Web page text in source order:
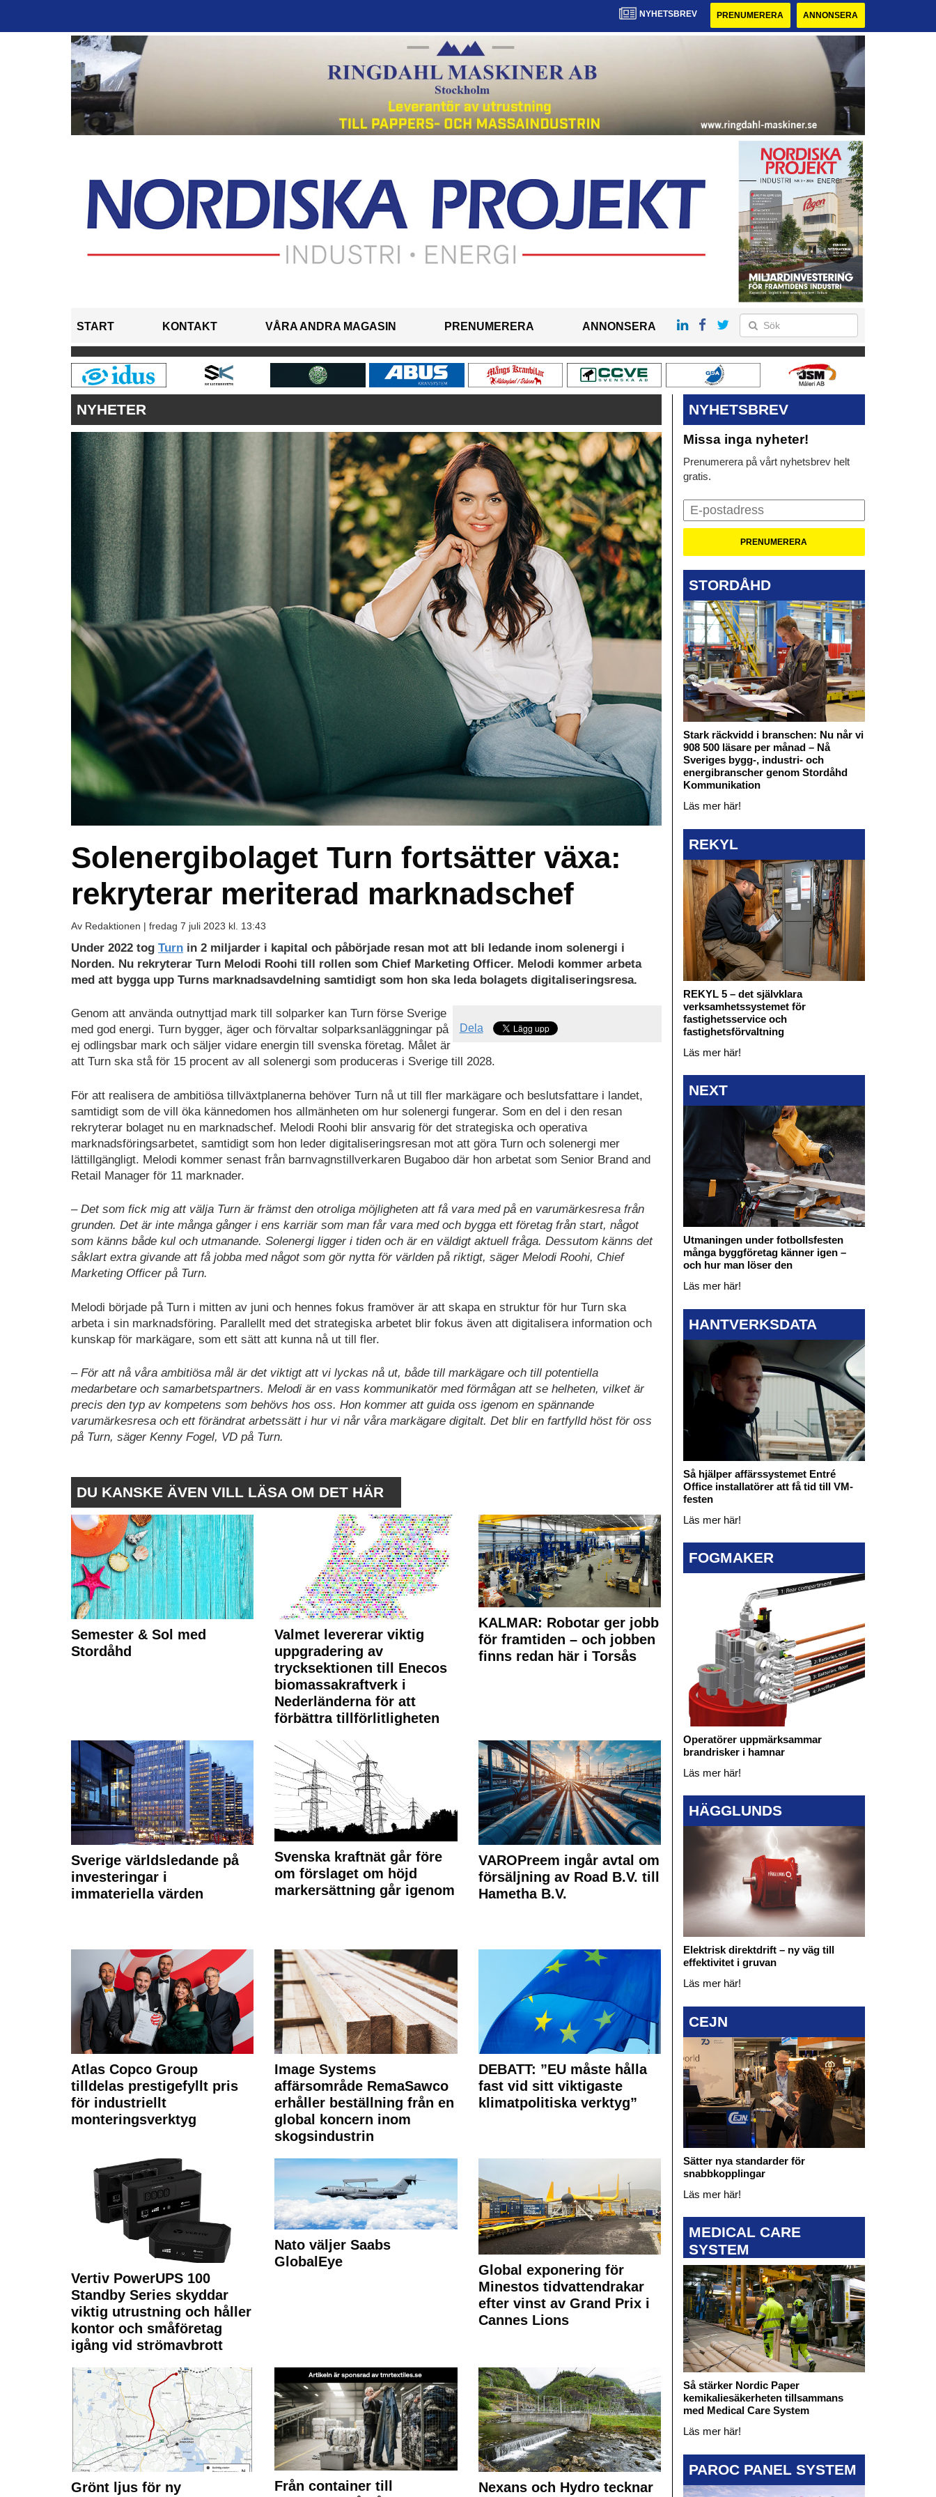
NYHETSBREV PRENUMERERA ANNONSERA
START KONTAKT VÅRA ANDRA MAGASIN PRENUMERERA ANNONSERA
NYHETER
Solenergibolaget Turn fortsätter växa:
rekryterar meriterad marknadschef
Av Redaktionen | fredag 7 juli 2023 kl. 13:43
Under 2022 tog Turn in 2 miljarder i kapital och påbörjade resan mot att bli ledande inom solenergi i
Norden. Nu rekryterar Turn Melodi Roohi till rollen som Chief Marketing Officer. Melodi kommer arbeta
med att bygga upp Turns marknadsavdelning samtidigt som hon ska leda bolagets digitaliseringsresa.
Dela
Genom att använda outnyttjad mark till solparker kan Turn förse Sverige
med god energi. Turn bygger, äger och förvaltar solparksanläggningar på
ej odlingsbar mark och säljer vidare energin till svenska företag. Målet är
att Turn ska stå för 15 procent av all solenergi som produceras i Sverige till 2028.
För att realisera de ambitiösa tillväxtplanerna behöver Turn nå ut till fler markägare och beslutsfattare i landet,
samtidigt som de vill öka kännedomen hos allmänheten om hur solenergi fungerar. Som en del i den resan
rekryterar bolaget nu en marknadschef. Melodi Roohi blir ansvarig för det strategiska och operativa
marknadsföringsarbetet, samtidigt som hon leder digitaliseringsresan mot att göra Turn och solenergi mer
lättillgängligt. Melodi kommer senast från barnvagnstillverkaren Bugaboo där hon arbetat som Senior Brand and
Retail Manager för 11 marknader.
– Det som fick mig att välja Turn är främst den otroliga möjligheten att få vara med på en varumärkesresa från
grunden. Det är inte många gånger i ens karriär som man får vara med och bygga ett företag från start, något
som känns både kul och utmanande. Solenergi ligger i tiden och är en väldigt aktuell fråga. Dessutom känns det
såklart extra givande att få jobba med något som gör nytta för världen på riktigt, säger Melodi Roohi, Chief
Marketing Officer på Turn.
Melodi började på Turn i mitten av juni och hennes fokus framöver är att skapa en struktur för hur Turn ska
arbeta i sin marknadsföring. Parallellt med det strategiska arbetet blir fokus även att digitalisera information och
kunskap för markägare, som ett sätt att kunna nå ut till fler.
– För att nå våra ambitiösa mål är det viktigt att vi lyckas nå ut, både till markägare och till potentiella
medarbetare och samarbetspartners. Melodi är en vass kommunikatör med förmågan att se helheten, vilket är
precis den typ av kompetens som behövs hos oss. Hon kommer att guida oss igenom en spännande
varumärkesresa och ett förändrat arbetssätt i hur vi når våra markägare digitalt. Det blir en fartfylld höst för oss
på Turn, säger Kenny Fogel, VD på Turn.
DU KANSKE ÄVEN VILL LÄSA OM DET HÄR
Semester & Sol med
Stordåhd
Valmet levererar viktig
uppgradering av
trycksektionen till Enecos
biomassakraftverk i
Nederländerna för att
förbättra tillförlitligheten
KALMAR: Robotar ger jobb
för framtiden – och jobben
finns redan här i Torsås
Sverige världsledande på
investeringar i
immateriella värden
Svenska kraftnät går före
om förslaget om höjd
markersättning går igenom
VAROPreem ingår avtal om
försäljning av Road B.V. till
Hametha B.V.
Atlas Copco Group
tilldelas prestigefyllt pris
för industriellt
monteringsverktyg
Image Systems
affärsområde RemaSawco
erhåller beställning från en
global koncern inom
skogsindustrin
DEBATT: ”EU måste hålla
fast vid sitt viktigaste
klimatpolitiska verktyg”
Vertiv PowerUPS 100
Standby Series skyddar
viktig utrustning och håller
kontor och småföretag
igång vid strömavbrott
Nato väljer Saabs
GlobalEye
Global exponering för
Minestos tidvattendrakar
efter vinst av Grand Prix i
Cannes Lions
Grönt ljus för ny
Från container till
Nexans och Hydro tecknar
NYHETSBREV
Missa inga nyheter!
Prenumerera på vårt nyhetsbrev helt
gratis.
STORDÅHD
Stark räckvidd i branschen: Nu når vi
908 500 läsare per månad – Nå
Sveriges bygg-, industri- och
energibranscher genom Stordåhd
Kommunikation
Läs mer här!
REKYL
REKYL 5 – det självklara
verksamhetssystemet för
fastighetsservice och
fastighetsförvaltning
Läs mer här!
NEXT
Utmaningen under fotbollsfesten
många byggföretag känner igen –
och hur man löser den
Läs mer här!
HANTVERKSDATA
Så hjälper affärssystemet Entré
Office installatörer att få tid till VM-
festen
Läs mer här!
FOGMAKER
Operatörer uppmärksammar
brandrisker i hamnar
Läs mer här!
HÄGGLUNDS
Elektrisk direktdrift – ny väg till
effektivitet i gruvan
Läs mer här!
CEJN
Sätter nya standarder för
snabbkopplingar
Läs mer här!
MEDICAL CARE
SYSTEM
Så stärker Nordic Paper
kemikaliesäkerheten tillsammans
med Medical Care System
Läs mer här!
PAROC PANEL SYSTEM